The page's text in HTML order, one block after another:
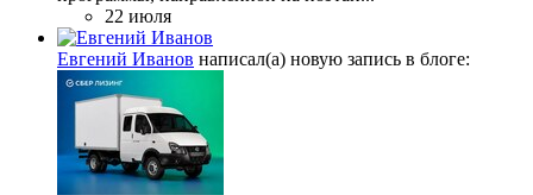
22 июля
Евгений Иванов написал(а) новую запись в блоге: